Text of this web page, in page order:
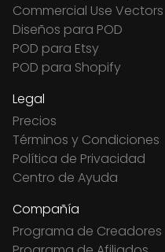
Commercial Use Vectors
Diseños para POD
POD para Etsy
POD para Shopify
Legal
Precios
Términos y Condiciones
Política de Privacidad
Centro de Ayuda
Compañía
Programa de Creadores